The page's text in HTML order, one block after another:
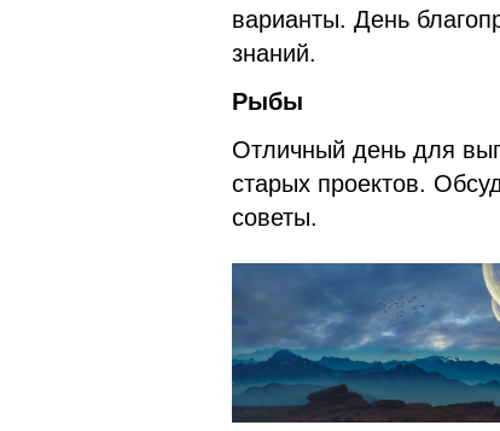
варианты. День
знаний.
Рыбы
Отличный день для
старых проектов.
советы.